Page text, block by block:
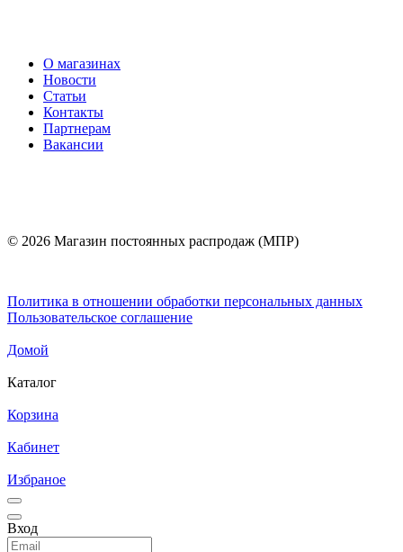
О магазинах
Новости
Статьи
Контакты
Партнерам
Вакансии
© 2026 Магазин постоянных распродаж (МПР)
Политика в отношении обработки персональных данных
Пользовательское соглашение
Домой
Каталог
Корзина
Кабинет
Избраное
Вход